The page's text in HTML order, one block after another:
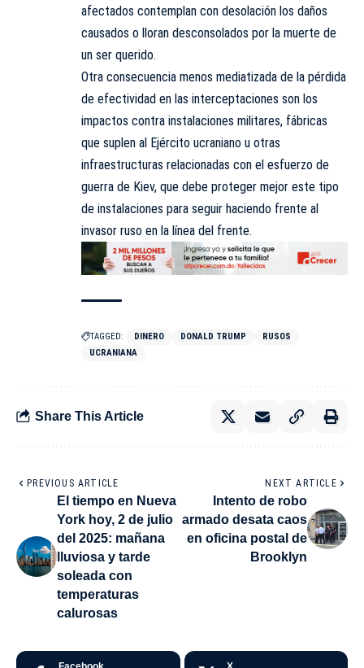
afectados contemplan con desolación los daños
causados o lloran desconsolados por la muerte de
un ser querido.
Otra consecuencia menos mediatizada de la pérdida
de efectividad en las interceptaciones son los
impactos contra instalaciones militares, fábricas
que suplen al Ejército ucraniano u otras
infraestructuras relacionadas con el esfuerzo de
guerra de Kiev, que debe proteger mejor este tipo
de instalaciones para seguir haciendo frente al
invasor ruso en la línea del frente.
TAGGED: DINERO DONALD TRUMP
RUSOS
UCRANIANA
Share This Article
PREVIOUS ARTICLE
El tiempo en Nueva
York hoy, 2 de julio
del 2025: mañana
lluviosa y tarde
soleada con
temperaturas
calurosas
NEXT ARTICLE
Intento de robo
armado desata caos
en oficina postal de
Brooklyn